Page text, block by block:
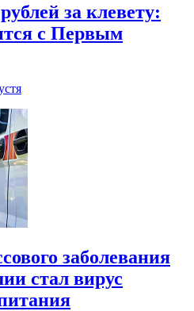
за клевету:
с Первым
заболевания
стал вирус